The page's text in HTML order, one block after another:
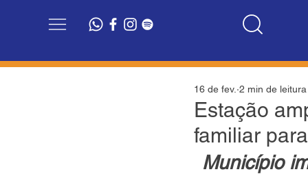
Estação
familiar
16 de fev. 2 min de leitura
Município